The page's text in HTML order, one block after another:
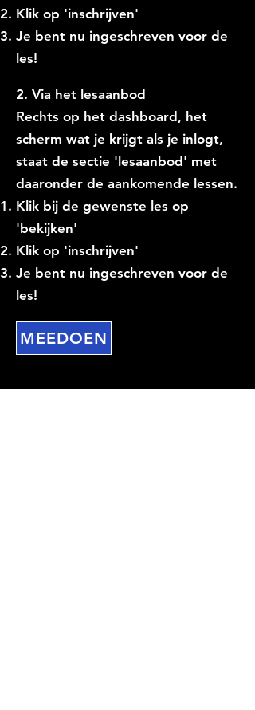
Klik op 'inschrijven'
Je bent nu ingeschreven voor de
les!
2. Via het lesaanbod
Rechts op het dashboard, het
scherm wat je krijgt als je inlogt,
staat de sectie 'lesaanbod' met
daaronder de aankomende lessen.
Klik bij de gewenste les op
'bekijken'
Klik op 'inschrijven'
Je bent nu ingeschreven voor de
les!
MEEDOEN